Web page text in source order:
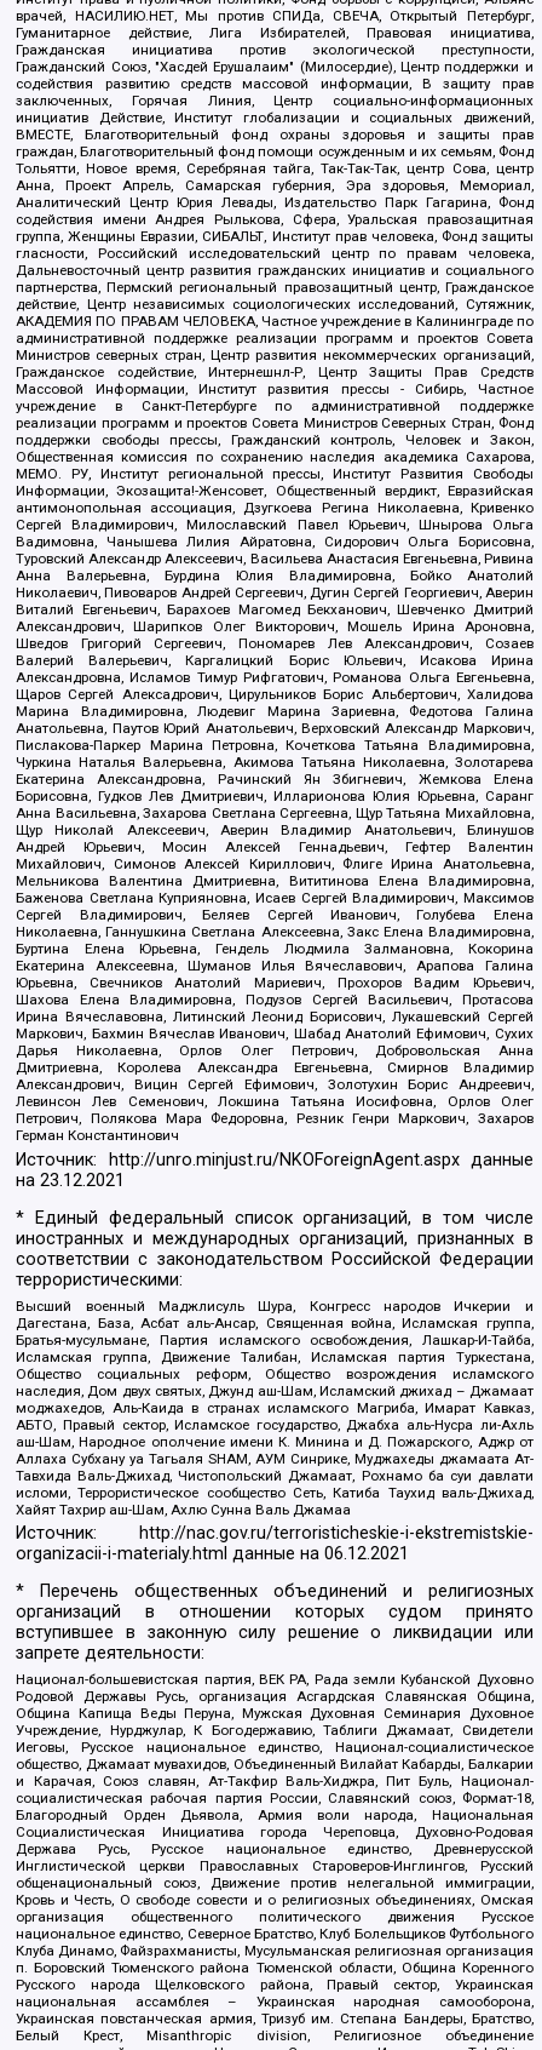
врачей, НАСИЛИЮ.НЕТ, Мы против СПИДа, СВЕЧА, Открытый Петербург,
Гуманитарное действие, Лига Избирателей, Правовая инициатива,
Гражданская инициатива против экологической преступности,
Гражданский Союз, "Хасдей Ерушалаим" (Милосердие), Центр поддержки и
содействия развитию средств массовой информации, В защиту прав
заключенных, Горячая Линия, Центр социально-информационных
инициатив Действие, Институт глобализации и социальных движений,
ВМЕСТЕ, Благотворительный фонд охраны здоровья и защиты прав
граждан, Благотворительный фонд помощи осужденным и их семьям, Фонд
Тольятти, Новое время, Серебряная тайга, Так-Так-Так, центр Сова, центр
Анна, Проект Апрель, Самарская губерния, Эра здоровья, Мемориал,
Аналитический Центр Юрия Левады, Издательство Парк Гагарина, Фонд
содействия имени Андрея Рылькова, Сфера, Уральская правозащитная
группа, Женщины Евразии, СИБАЛЬТ, Институт прав человека, Фонд защиты
гласности, Российский исследовательский центр по правам человека,
Дальневосточный центр развития гражданских инициатив и социального
партнерства, Пермский региональный правозащитный центр, Гражданское
действие, Центр независимых социологических исследований, Сутяжник,
АКАДЕМИЯ ПО ПРАВАМ ЧЕЛОВЕКА, Частное учреждение в Калининграде по
административной поддержке реализации программ и проектов Совета
Министров северных стран, Центр развития некоммерческих организаций,
Гражданское содействие, Интернешнл-Р, Центр Защиты Прав Средств
Массовой Информации, Институт развития прессы - Сибирь, Частное
учреждение в Санкт-Петербурге по административной поддержке
реализации программ и проектов Совета Министров Северных Стран, Фонд
поддержки свободы прессы, Гражданский контроль, Человек и Закон,
Общественная комиссия по сохранению наследия академика Сахарова,
МЕМО. РУ, Институт региональной прессы, Институт Развития Свободы
Информации, Экозащита!-Женсовет, Общественный вердикт, Евразийская
антимонопольная ассоциация, Дзугкоева Регина Николаевна, Кривенко
Сергей Владимирович, Милославский Павел Юрьевич, Шнырова Ольга
Вадимовна, Чанышева Лилия Айратовна, Сидорович Ольга Борисовна,
Туровский Александр Алексеевич, Васильева Анастасия Евгеньевна, Ривина
Анна Валерьевна, Бурдина Юлия Владимировна, Бойко Анатолий
Николаевич, Пивоваров Андрей Сергеевич, Дугин Сергей Георгиевич, Аверин
Виталий Евгеньевич, Барахоев Магомед Бекханович, Шевченко Дмитрий
Александрович, Шарипков Олег Викторович, Мошель Ирина Ароновна,
Шведов Григорий Сергеевич, Пономарев Лев Александрович, Созаев
Валерий Валерьевич, Каргалицкий Борис Юльевич, Исакова Ирина
Александровна, Исламов Тимур Рифгатович, Романова Ольга Евгеньевна,
Щаров Сергей Алексадрович, Цирульников Борис Альбертович, Халидова
Марина Владимировна, Людевиг Марина Зариевна, Федотова Галина
Анатольевна, Паутов Юрий Анатольевич, Верховский Александр Маркович,
Пислакова-Паркер Марина Петровна, Кочеткова Татьяна Владимировна,
Чуркина Наталья Валерьевна, Акимова Татьяна Николаевна, Золотарева
Екатерина Александровна, Рачинский Ян Збигневич, Жемкова Елена
Борисовна, Гудков Лев Дмитриевич, Илларионова Юлия Юрьевна, Саранг
Анна Васильевна, Захарова Светлана Сергеевна, Щур Татьяна Михайловна,
Щур Николай Алексеевич, Аверин Владимир Анатольевич, Блинушов
Андрей Юрьевич, Мосин Алексей Геннадьевич, Гефтер Валентин
Михайлович, Симонов Алексей Кириллович, Флиге Ирина Анатольевна,
Мельникова Валентина Дмитриевна, Вититинова Елена Владимировна,
Баженова Светлана Куприяновна, Исаев Сергей Владимирович, Максимов
Сергей Владимирович, Беляев Сергей Иванович, Голубева Елена
Николаевна, Ганнушкина Светлана Алексеевна, Закс Елена Владимировна,
Буртина Елена Юрьевна, Гендель Людмила Залмановна, Кокорина
Екатерина Алексеевна, Шуманов Илья Вячеславович, Арапова Галина
Юрьевна, Свечников Анатолий Мариевич, Прохоров Вадим Юрьевич,
Шахова Елена Владимировна, Подузов Сергей Васильевич, Протасова
Ирина Вячеславовна, Литинский Леонид Борисович, Лукашевский Сергей
Маркович, Бахмин Вячеслав Иванович, Шабад Анатолий Ефимович, Сухих
Дарья Николаевна, Орлов Олег Петрович, Добровольская Анна
Дмитриевна, Королева Александра Евгеньевна, Смирнов Владимир
Александрович, Вицин Сергей Ефимович, Золотухин Борис Андреевич,
Левинсон Лев Семенович, Локшина Татьяна Иосифовна, Орлов Олег
Петрович, Полякова Мара Федоровна, Резник Генри Маркович, Захаров
Герман Константинович
Источник: http://unro.minjust.ru/NKOForeignAgent.aspxданные
на23.12.2021
* Единый федеральный список организаций, в том числе
иностранных и международных организаций, признанных в
соответствии с законодательством Российской Федерации
террористическими:
Высший военный Маджлисуль Шура, Конгресс народов Ичкерии и
Дагестана, База, Асбат аль-Ансар, Священная война, Исламская группа,
Братья-мусульмане, Партия исламского освобождения, Лашкар-И-Тайба,
Исламская группа, Движение Талибан, Исламская партия Туркестана,
Общество социальных реформ, Общество возрождения исламского
наследия, Дом двух святых, Джунд аш-Шам, Исламский джихад – Джамаат
моджахедов, Аль-Каида в странах исламского Магриба, Имарат Кавказ,
АБТО, Правый сектор, Исламское государство, Джабха аль-Нусра ли-Ахль
аш-Шам, Народное ополчение имени К. Минина и Д. Пожарского, Аджр от
Аллаха Субхану уа Тагьаля SHAM, АУМ Синрике, Муджахеды джамаата Ат-
Тавхида Валь-Джихад, Чистопольский Джамаат, Рохнамо ба суи давлати
исломи, Террористическое сообщество Сеть, Катиба Таухид валь-Джихад,
Хайят Тахрир аш-Шам, Ахлю Сунна Валь Джамаа
Источник:
http://nac.gov.ru/terroristicheskie-i-ekstremistskie-
organizacii-i-materialy.html данные на06.12.2021
* Перечень общественных объединений и религиозных
организаций в отношении которых судом принято
вступившее в законную силу решение о ликвидации или
запрете деятельности:
Национал-большевистская партия, ВЕК РА, Рада земли Кубанской Духовно
Родовой Державы Русь, организация Асгардская Славянская Община,
Община Капища Веды Перуна, Мужская Духовная Семинария Духовное
Учреждение, Нурджулар, К Богодержавию, Таблиги Джамаат, Свидетели
Иеговы, Русское национальное единство, Национал-социалистическое
общество, Джамаат мувахидов, Объединенный Вилайат Кабарды, Балкарии
и Карачая, Союз славян, Ат-Такфир Валь-Хиджра, Пит Буль, Национал-
социалистическая рабочая партия России, Славянский союз, Формат-18,
Благородный Орден Дьявола, Армия воли народа, Национальная
Социалистическая Инициатива города Череповца, Духовно-Родовая
Держава Русь, Русское национальное единство, Древнерусской
Инглистической церкви Православных Староверов-Инглингов, Русский
общенациональный союз, Движение против нелегальной иммиграции,
Кровь и Честь, О свободе совести и о религиозных объединениях, Омская
организация общественного политического движения Русское
национальное единство, Северное Братство, Клуб Болельщиков Футбольного
Клуба Динамо, Файзрахманисты, Мусульманская религиозная организация
п. Боровский Тюменского района Тюменской области, Община Коренного
Русского народа Щелковского района, Правый сектор, Украинская
национальная ассамблея – Украинская народная самооборона,
Украинская повстанческая армия, Тризуб им. Степана Бандеры, Братство,
Белый Крест, Misanthropic division, Религиозное объединение